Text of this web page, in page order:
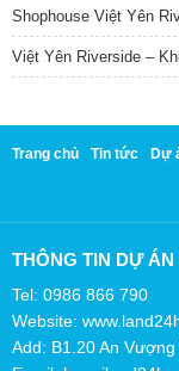
Shophouse Việt Yên
Việt Yên Riverside –
Trang chủ Tin tức Dự
THÔNG TIN DỰ ÁN
Tel: 0986 866 790
Website:
Add: B1.20 An